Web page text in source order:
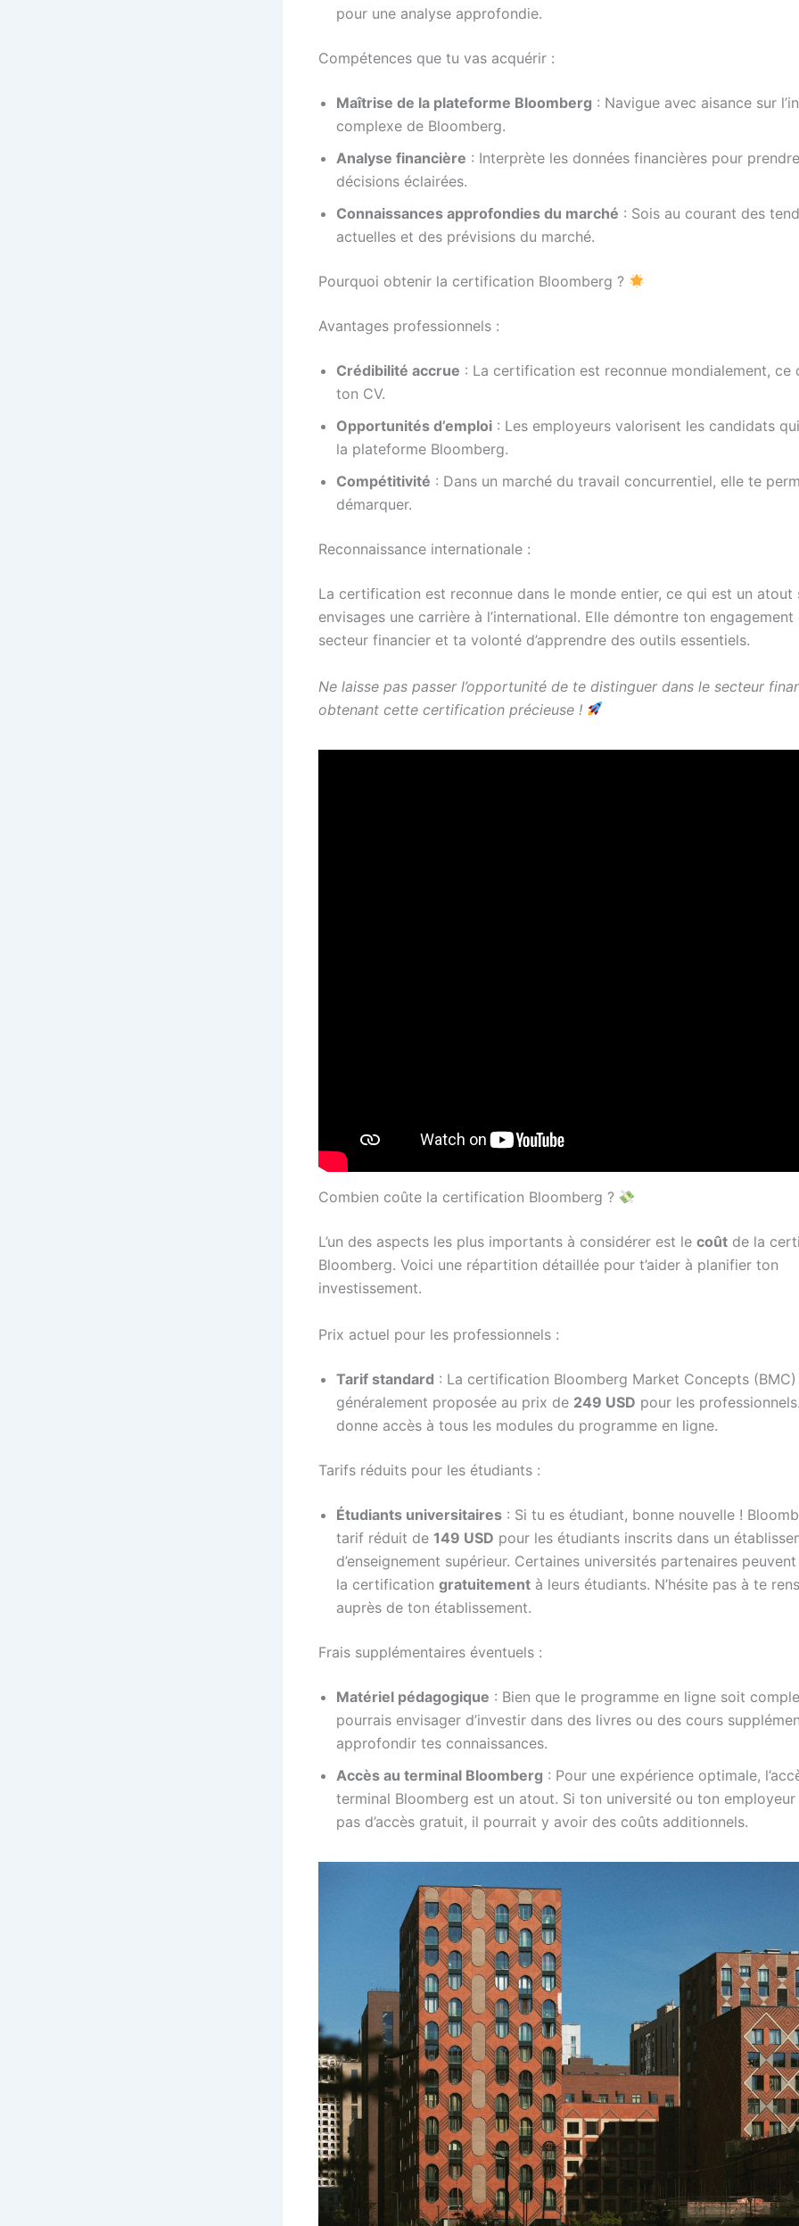
pour une analyse approfondie.
Compétences que tu vas acquérir :
Maîtrise de la plateforme Bloomberg : Navigue avec aisance sur
complexe de Bloomberg.
Analyse financière : Interprète les données financières pour
décisions éclairées.
Connaissances approfondies du marché : Sois au courant des
actuelles et des prévisions du marché.
Pourquoi obtenir la certification Bloomberg ?
Avantages professionnels :
Crédibilité accrue : La certification est reconnue mondialement, ce
ton CV.
Opportunités d’emploi : Les employeurs valorisent les candidats
la plateforme Bloomberg.
Compétitivité : Dans un marché du travail concurrentiel, elle te
démarquer.
Reconnaissance internationale :
La certification est reconnue dans le monde entier, ce qui est un atout
envisages une carrière à l’international. Elle démontre ton engagement
secteur financier et ta volonté d’apprendre des outils essentiels.
Ne laisse pas passer l’opportunité de te distinguer dans le secteur
obtenant cette certification précieuse !
Combien coûte la certification Bloomberg ?
L’un des aspects les plus importants à considérer est le coût de la
Bloomberg. Voici une répartition détaillée pour t’aider à planifier ton
investissement.
Prix actuel pour les professionnels :
Tarif standard : La certification Bloomberg Market Concepts (BMC)
généralement proposée au prix de 249 USD pour les
donne accès à tous les modules du programme en ligne.
Tarifs réduits pour les étudiants :
Étudiants universitaires : Si tu es étudiant, bonne nouvelle !
tarif réduit de 149 USD pour les étudiants inscrits dans un
d’enseignement supérieur. Certaines universités partenaires
la certification gratuitement à leurs étudiants. N’hésite pas à te
auprès de ton établissement.
Frais supplémentaires éventuels :
Matériel pédagogique : Bien que le programme en ligne soit
pourrais envisager d’investir dans des livres ou des cours
approfondir tes connaissances.
Accès au terminal Bloomberg : Pour une expérience optimale,
terminal Bloomberg est un atout. Si ton université ou ton
pas d’accès gratuit, il pourrait y avoir des coûts additionnels.